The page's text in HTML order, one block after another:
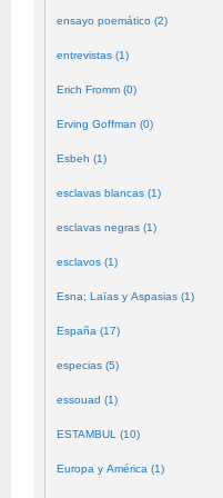
ensayo poemático (2)
entrevistas (1)
Erich Fromm (0)
Erving Goffman (0)
Esbeh (1)
esclavas blancas (1)
esclavas negras (1)
esclavos (1)
Esna; Laïas y Aspasias (1)
España (17)
especias (5)
essouad (1)
ESTAMBUL (10)
Europa y América (1)